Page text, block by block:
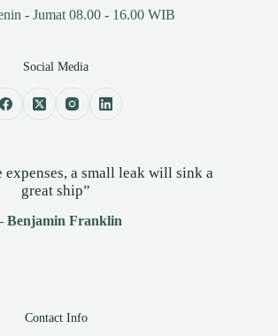
- Jumat 08.00 - 16.00 WIB
Social Media
a small leak will sink a
great ship”
Franklin
Contact Info